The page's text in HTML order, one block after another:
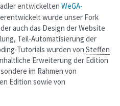
entwickelten WeGA-
wurde unser Fork
auch das Design der Website
Teil-Automatisierung der
Tutorials wurden von Steffen
Erweiterung der Edition
im Rahmen von
Edition sowie von